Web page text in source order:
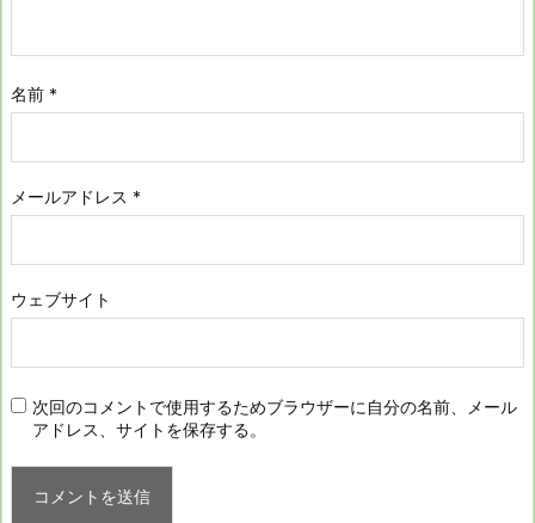
名前 *
メールアドレス *
ウェブサイト
次回のコメントで使用するためブラウザーに自分の名前、メール
アドレス、サイトを保存する。